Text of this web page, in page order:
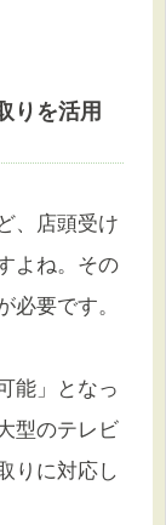
りを活用
、店頭受け
よね。その
必要です。
能」となっ
型のテレビ
りに対応し